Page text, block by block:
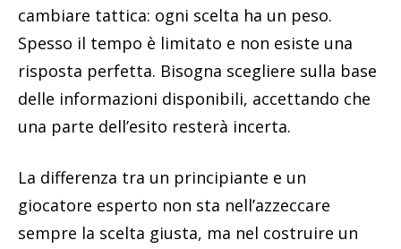
cambiare tattica: ogni scelta ha un peso.
Spesso il tempo è limitato e non esiste una
risposta perfetta. Bisogna scegliere sulla base
delle informazioni disponibili, accettando che
una parte dell’esito resterà incerta.
La differenza tra un principiante e un
giocatore esperto non sta nell’azzeccare
sempre la scelta giusta, ma nel costruire un